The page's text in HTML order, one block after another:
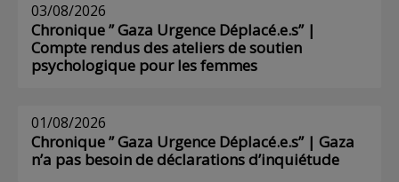
03/08/2026
Chronique ” Gaza Urgence Déplacé.e.s” |
Compte rendus des ateliers de soutien
psychologique pour les femmes
01/08/2026
Chronique ” Gaza Urgence Déplacé.e.s” | Gaza
n’a pas besoin de déclarations d’inquiétude